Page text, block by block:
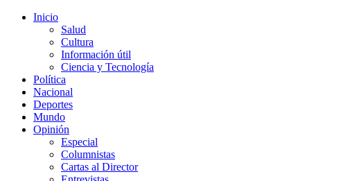
Inicio
Salud
Cultura
Información útil
Ciencia y Tecnología
Política
Nacional
Deportes
Mundo
Opinión
Especial
Columnistas
Cartas al Director